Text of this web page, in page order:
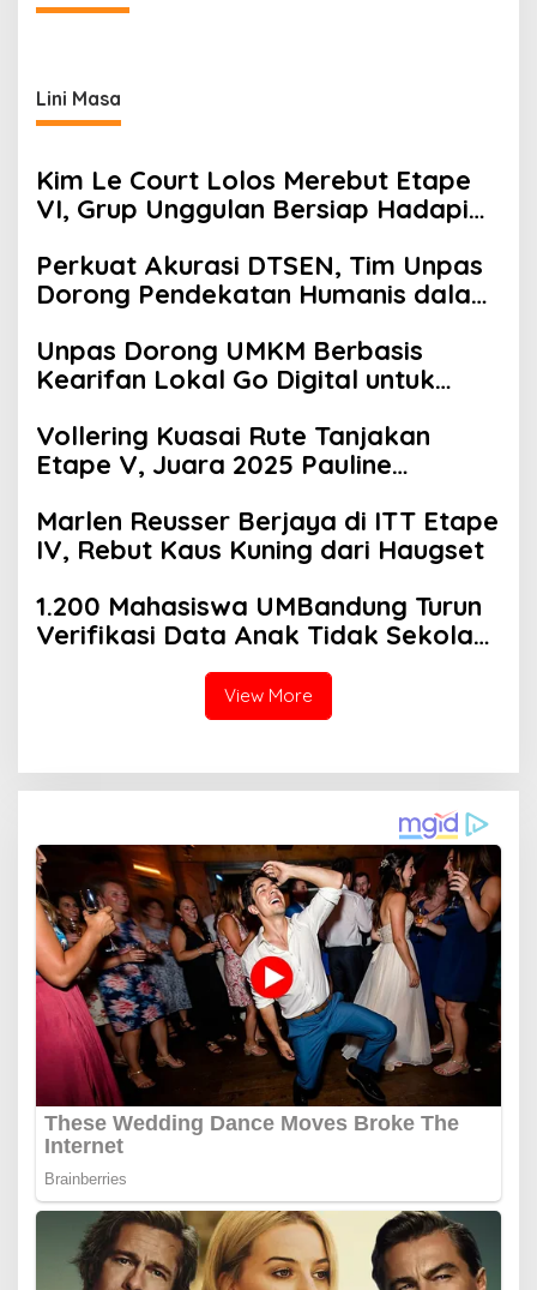
Lini Masa
Kim Le Court Lolos Merebut Etape
VI, Grup Unggulan Bersiap Hadapi
Perkuat Akurasi DTSEN, Tim Unpas
Dorong Pendekatan Humanis dalam
Unpas Dorong UMKM Berbasis
Kearifan Lokal Go Digital untuk
Vollering Kuasai Rute Tanjakan
Etape V, Juara 2025 Pauline
Marlen Reusser Berjaya di ITT Etape
IV, Rebut Kaus Kuning dari Haugset
1.200 Mahasiswa UMBandung Turun
Verifikasi Data Anak Tidak Sekolah,
Wujud Nyata Kampus Membantu
Jawa Barat Menyelamatkan
View More